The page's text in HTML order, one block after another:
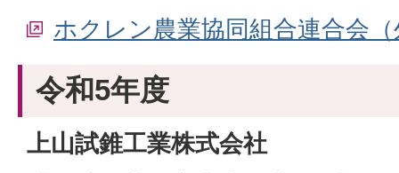
ホクレン農業協同組合連合会
令和5年度
上山試錐工業株式会社